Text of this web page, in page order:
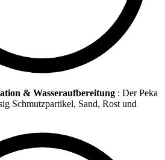
& Wasseraufbereitung : Der Peka
Schmutzpartikel, Sand, Rost und